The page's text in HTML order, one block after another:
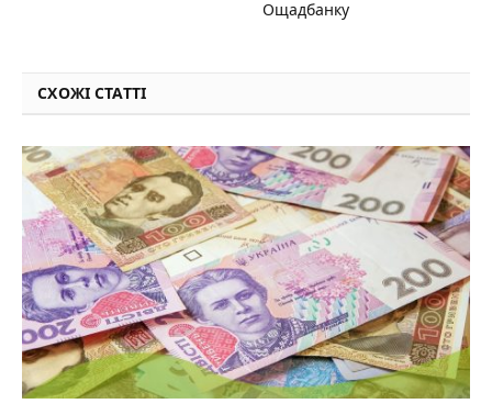
Ощадбанку
СХОЖІ СТАТТІ